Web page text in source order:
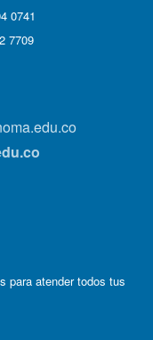
0741
7709
para atender todos tus